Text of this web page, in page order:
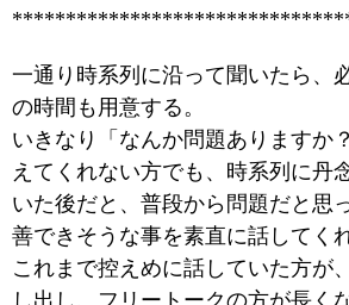
一通り時系列に沿って聞いたら、
の時間も用意する。
いきなり「なんか問題ありますか
えてくれない方でも、時系列に丹
いた後だと、普段から問題だと思
善できそうな事を素直に話してくれ
これまで控えめに話していた方が
し出し、フリートークの方が長く